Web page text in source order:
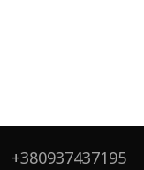
+380937437195